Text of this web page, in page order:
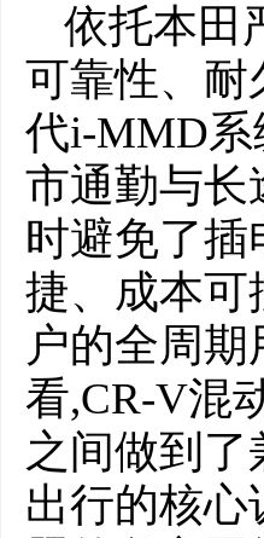
依托本田
可靠性、耐
代i-MMD系
市通勤与长
时避免了
捷、成本可
户的全周
看,CR-V混
之间做到
出行的核心